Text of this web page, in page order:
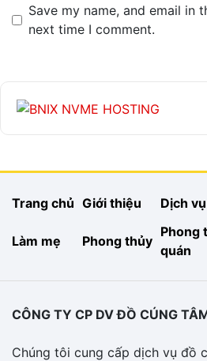
Name
Email
Website
Save my name, and email in
next time I comment.
Trang chủ Giới thiệu Dịch
Làm mẹ Phong thủy
Phong
quán
CÔNG TY CP DV ĐỒ CÚNG
Chúng tôi cung cấp dịch vụ đồ